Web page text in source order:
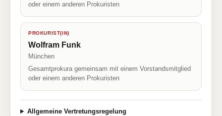
oder einem anderen Prokuristen
PROKURIST(IN)
Wolfram Funk
München
Gesamtprokura gemeinsam mit einem Vorstandsmitglied
oder einem anderen Prokuristen
Allgemeine Vertretungsregelung